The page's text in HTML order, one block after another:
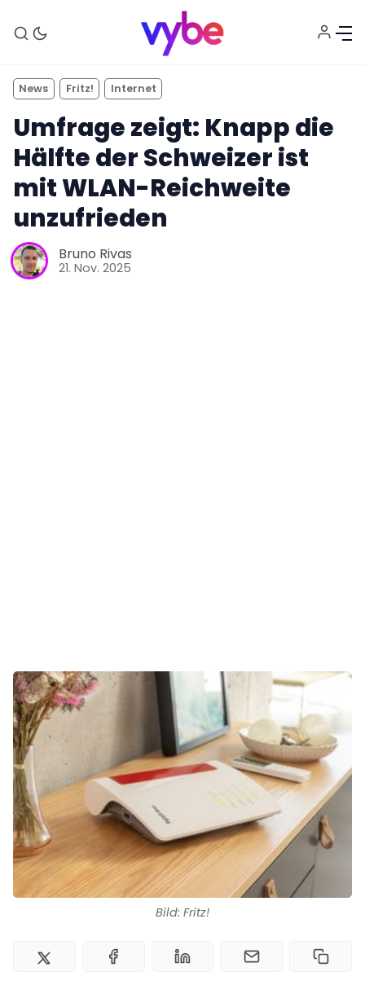
Kontakt
Impressum
Bild: Fritz!
News Fritz! Internet
Umfrage zeigt: Knapp die
Hälfte der Schweizer ist
mit WLAN-Reichweite
unzufrieden
Bruno Rivas
21. Nov. 2025